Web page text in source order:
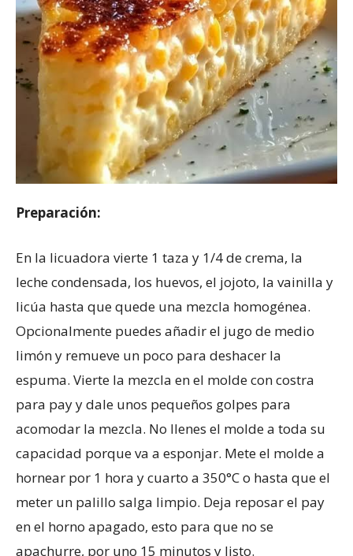
Preparación:
En la licuadora vierte 1 taza y 1/4 de crema, la
leche condensada, los huevos, el jojoto, la vainilla y
licúa hasta que quede una mezcla homogénea.
Opcionalmente puedes añadir el jugo de medio
limón y remueve un poco para deshacer la
espuma. Vierte la mezcla en el molde con costra
para pay y dale unos pequeños golpes para
acomodar la mezcla. No llenes el molde a toda su
capacidad porque va a esponjar. Mete el molde a
hornear por 1 hora y cuarto a 350°C o hasta que el
meter un palillo salga limpio. Deja reposar el pay
en el horno apagado, esto para que no se
apachurre, por uno 15 minutos y listo.